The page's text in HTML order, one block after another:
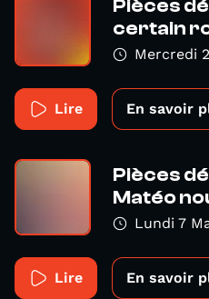
Pièces
certain
Mercredi
Lire En savoir
Pièces
Matéo
Lundi 7
Lire En savoir